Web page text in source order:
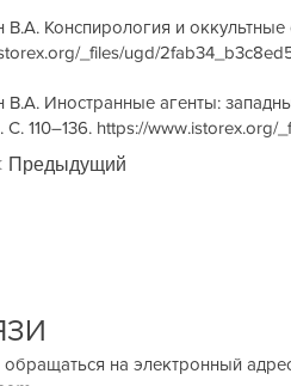
Конспирология и
_files/ugd/
Иностранные агенты:
110–136. https://www.istorex.org/
Предыдущий
на электронный